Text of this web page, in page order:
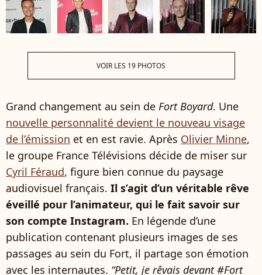
VOIR LES 19 PHOTOS
Grand changement au sein de Fort Boyard. Une
nouvelle personnalité devient le nouveau visage
de l’émission et en est ravie. Après Olivier Minne,
le groupe France Télévisions décide de miser sur
Cyril Féraud, figure bien connue du paysage
audiovisuel français. Il s’agit d’un véritable rêve
éveillé pour l’animateur, qui le fait savoir sur
son compte Instagram. En légende d’une
publication contenant plusieurs images de ses
passages au sein du Fort, il partage son émotion
avec les internautes. “Petit, je rêvais devant #Fort